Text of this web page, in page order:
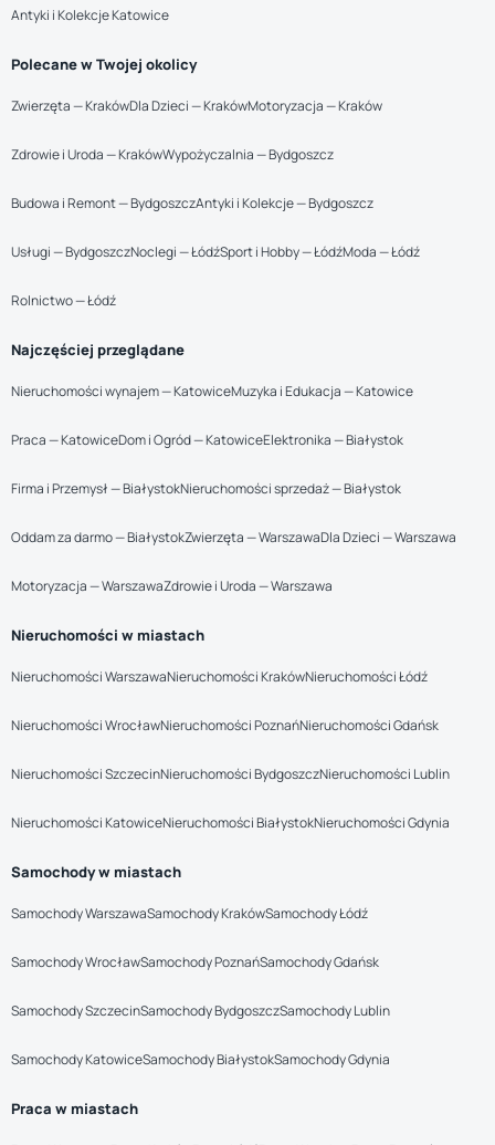
Antyki i Kolekcje Katowice
Polecane w Twojej okolicy
Zwierzęta — KrakówDla Dzieci — KrakówMotoryzacja — Kraków
Zdrowie i Uroda — KrakówWypożyczalnia — Bydgoszcz
Budowa i Remont — BydgoszczAntyki i Kolekcje — Bydgoszcz
Usługi — BydgoszczNoclegi — ŁódźSport i Hobby — ŁódźModa — Łódź
Rolnictwo — Łódź
Najczęściej przeglądane
Nieruchomości wynajem — KatowiceMuzyka i Edukacja — Katowice
Praca — KatowiceDom i Ogród — KatowiceElektronika — Białystok
Firma i Przemysł — BiałystokNieruchomości sprzedaż — Białystok
Oddam za darmo — BiałystokZwierzęta — WarszawaDla Dzieci — Warszawa
Motoryzacja — WarszawaZdrowie i Uroda — Warszawa
Nieruchomości w miastach
Nieruchomości WarszawaNieruchomości KrakówNieruchomości Łódź
Nieruchomości WrocławNieruchomości PoznańNieruchomości Gdańsk
Nieruchomości SzczecinNieruchomości BydgoszczNieruchomości Lublin
Nieruchomości KatowiceNieruchomości BiałystokNieruchomości Gdynia
Samochody w miastach
Samochody WarszawaSamochody KrakówSamochody Łódź
Samochody WrocławSamochody PoznańSamochody Gdańsk
Samochody SzczecinSamochody BydgoszczSamochody Lublin
Samochody KatowiceSamochody BiałystokSamochody Gdynia
Praca w miastach